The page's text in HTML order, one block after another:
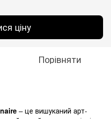
ціну
Порівняти
– це вишуканий арт-